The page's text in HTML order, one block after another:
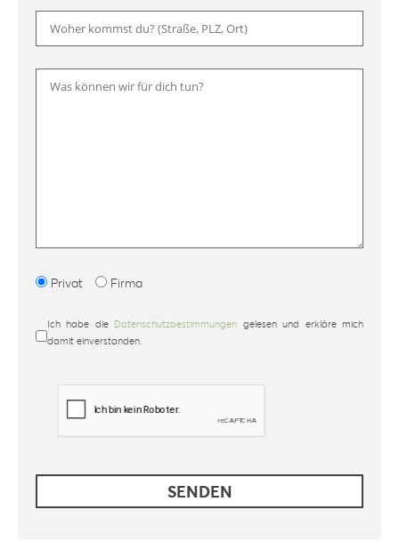
Bitte
Privat Firma
Ich habe die Datenschutzbestimmungen gelesen und erkläre mich
damit einverstanden.